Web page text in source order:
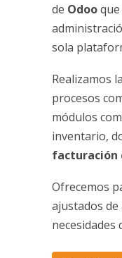
de Odoo
sola
Realizamos
procesos
módulos
inventario,
facturación
Ofrecemos
ajustados de
necesidades